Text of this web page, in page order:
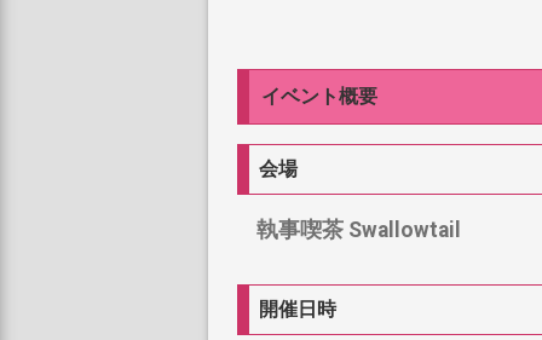
イベント概要
会場
執事喫茶 Swallowtail
開催日時